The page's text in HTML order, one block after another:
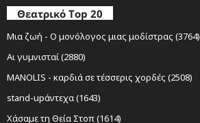
Θεατρικό Top 20
Μια ζωή - Ο μονόλογος μιας μοδίστρας (3764)
Αι γυμνισταί (2880)
MANOLIS - καρδιά σε τέσσερις χορδές (2508)
stand-upάντεχα (1643)
Χάσαμε τη Θεία Στοπ (1614)